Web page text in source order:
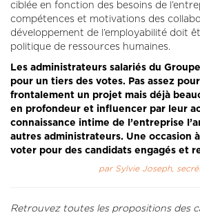
ciblée en fonction des besoins de
compétences et motivations des
développement de l’employabilité doit
politique de ressources humaines.
Les administrateurs salariés du
pour un tiers des votes. Pas assez
frontalement un projet mais déjà
en profondeur et influencer par leur
connaissance intime de l’entreprise
autres administrateurs. Une occasion
voter pour des candidats engagés et
par Sylvie Joseph,
Retrouvez toutes les propositions des